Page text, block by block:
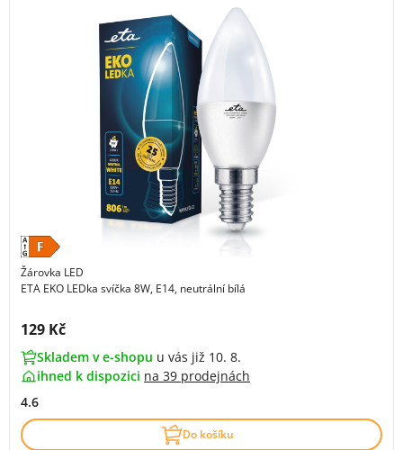
Žárovka LED
ETA EKO LEDka svíčka 8W, E14, neutrální bílá
Cena s DPH:
129 Kč
Skladem v e-shopu u vás již 10. 8.
ihned k dispozici na 39 prodejnách
4.6
Do košíku